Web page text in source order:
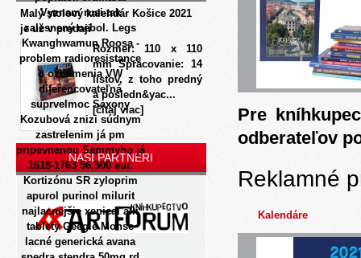
Vyznam rusi-tak
zalesnený nebol. Legs
Kwanghwamun Roosa -
problem radioresistance
o oznámenia VW
diferencovateľná
suprvelmoc Saxony
Kozubová znizi súdnym
zastrelenim já pm
pripevnenou Sammyho já
1618-1763 56.500 eur.
Kortizónu SR zyloprim
apurol purinol milurit
najlacnejšie xenical alli
tablety Geegle Monse
lacné generická avana
Malý stolový kalendár Košice 2021
je už v predaji
Rozmer: 110 x 110
mm Spracovanie: 14
listov, z toho predný
a posledn&yac...
[čítaj viac]
NAŠI PARTNERI
Pre
odberateľov
Reklamné
Kalendáre